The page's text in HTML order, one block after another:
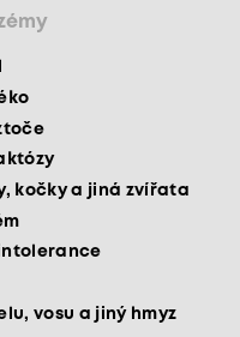
kočky a jiná zvířata
vosu a jiný hmyz